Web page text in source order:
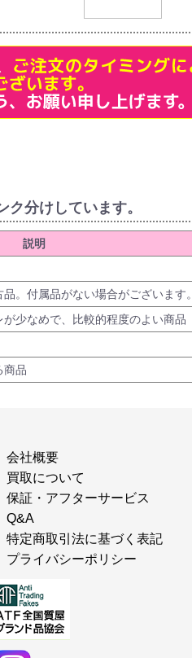
ク分けしています。
説明
。付属品がない場合がございます。
少なめで、比較的程度のよい商品
商品
会社概要
買取について
保証・アフターサービス
Q&A
特定商取引法に基づく表記
プライバシーポリシー